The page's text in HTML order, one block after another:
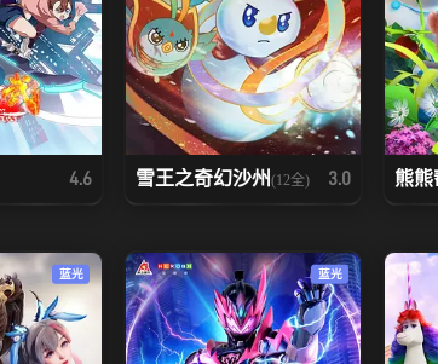
4.6 雪王之奇幻沙州(12全) 3.0 熊熊
蓝光 蓝光